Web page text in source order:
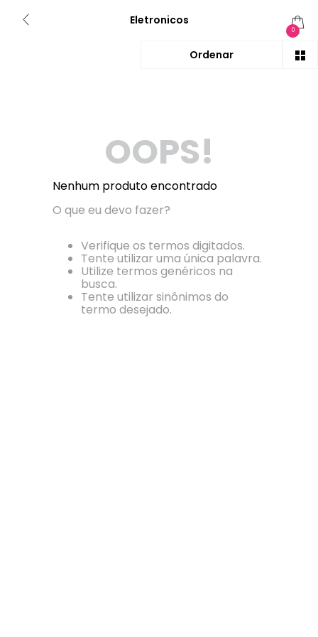
Eletronicos
0
OOPS!
Nenhum produto encontrado
O que eu devo fazer?
Verifique os termos digitados.
Tente utilizar uma única palavra.
Utilize termos genéricos na
busca.
Tente utilizar sinônimos do
termo desejado.